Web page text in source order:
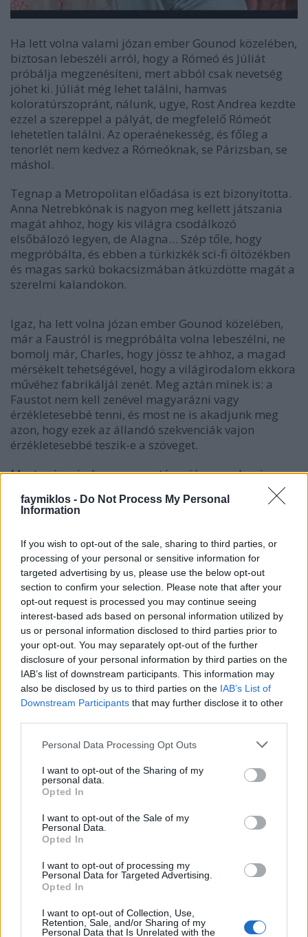
faymiklos - Do Not Process My Personal
Information
If you wish to opt-out of the sale, sharing to third parties, or
processing of your personal or sensitive information for
targeted advertising by us, please use the below opt-out
section to confirm your selection. Please note that after your
opt-out request is processed you may continue seeing
interest-based ads based on personal information utilized by
us or personal information disclosed to third parties prior to
your opt-out. You may separately opt-out of the further
disclosure of your personal information by third parties on the
IAB’s list of downstream participants. This information may
also be disclosed by us to third parties on the IAB’s List of
Downstream Participants that may further disclose it to other
Please note that this website/app uses one or more Google
not limited to your visit or usage behaviour. You may click to
grant or deny consent to Google and its third-party tags to
use your data for below specified purposes in below Google
consent section.
Personal Data Processing Opt Outs
I want to opt-out of the Sharing of my
personal data.
Opted In
I want to opt-out of the Sale of my
Personal Data.
Opted In
I want to opt-out of processing my
Personal Data for Targeted Advertising.
Opted In
I want to opt-out of Collection, Use,
Retention, Sale, and/or Sharing of my
Personal Data that Is Unrelated with the
Ha lett volna valami józan ember Gounod közelében,
biztosan lebeszéli arról, hogy a Rómeó és Júliát
próbálja megzenésíteni, mert abból csak nevetség
jöhet ki. Júliát még lehet találni, hamvas
koloratúrszopránt, nálunk, ugye, Rost Andrea kezdte
ezzel a szereppel a pályát, de megfelelő Rómeót
lehetetlen találni. Az operaénekesség, és főleg a
tenorlét nem kedvez a Rómeóknak, se Párizsban, se
máshol.
Tegnap a Metropolitan előadása is ezt bizonyította.
Anna Netrebkónak is nagyon meg kellett játszania
magát ahhoz, hogy kis világra csodálkozó
elsőbálozó legyen, de Alagna… Szép tőle, hogy
megpróbálta, és ebben a türkizkék sci-fi öltözékben
és magas sarkú bokacsizmában átküzdötte magát a
szerelmi kalandokon.
Igaz, ha lett volna józan ember Gounod közelében,
már a Faustról is megpróbálta volna lebeszélni, ne
bomolj már, Charles, hogy jössz te ahhoz, a magad
mérsékelt tehetségével, hogy a világirodalom ekkora
művéhez fabrikáljál zenét. Meg aztán minek is: a
Faustot nem kell zenével magyarázni vagy
érzékletesebbé tenni, és most ne is akadjunk meg
azon, hogy ezek az állandó szekvenciák vajon
érzékletesebbé teszik-e a szöveget.
Most már mindegy, meg aztán a józan ember is
mehetett volna a bölcsességével a pokolra. A Faust
átütött, és ma már szinte biztosan többször játsszák
operaváltozatban, mint színpadi műként. A Roméo
közelítette az eredetit, de tessék, rendes színházak is
repertoáron tartják, mintha az is egy eredmény
volna, hogy: nem sikerült.
Címkék: Anna Netrebko Roberto Alagna
Charles Gounod
Metropolitan Opera
Ajánlott bejegyzések:
Másnaposság
Vigyázat, csókol!